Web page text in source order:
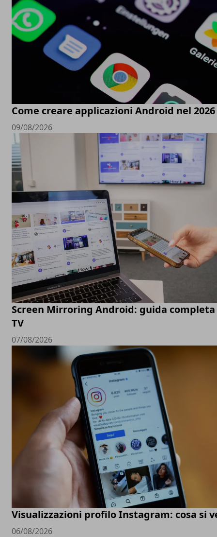
Come creare applicazioni Android nel 2026
09/08/2026
Screen Mirroring Android: guida
TV
07/08/2026
Visualizzazioni profilo Instagram: cosa si
06/08/2026